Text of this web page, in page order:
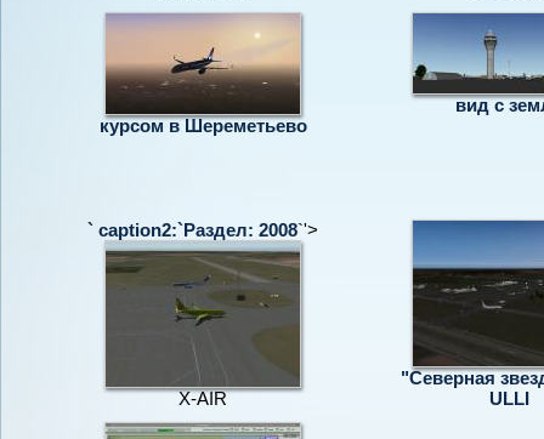
курсом в Шереметьево
вид с
` caption2:`Раздел: 2008`'>
X-AIR
"Северная
ULLI